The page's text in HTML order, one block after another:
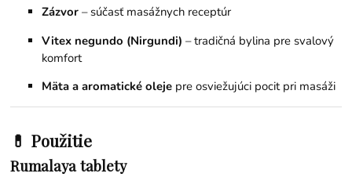
Zázvor – súčasť masážnych receptúr
Vitex negundo (Nirgundi) – tradičná bylina pre svalový
komfort
Mäta a aromatické oleje pre osviežujúci pocit pri masáži
💊 Použitie
Rumalaya tablety